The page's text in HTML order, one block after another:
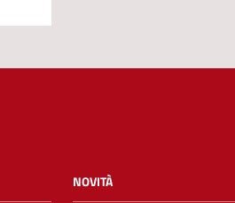
NOVITÀ